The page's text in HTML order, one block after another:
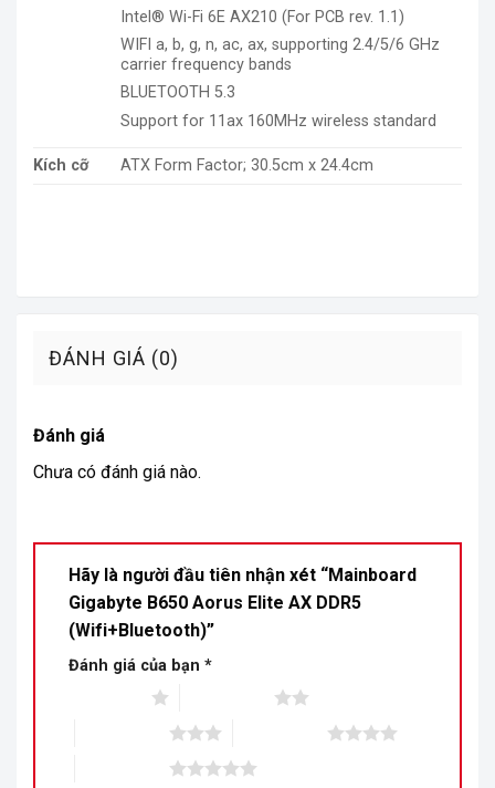
Intel® Wi-Fi 6E AX210 (For PCB rev. 1.1)
WIFI a, b, g, n, ac, ax, supporting 2.4/5/6 GHz
carrier frequency bands
BLUETOOTH 5.3
Support for 11ax 160MHz wireless standard
Kích cỡ ATX Form Factor; 30.5cm x 24.4cm
ĐÁNH GIÁ (0)
Đánh giá
Chưa có đánh giá nào.
Hãy là người đầu tiên nhận xét “Mainboard
Gigabyte B650 Aorus Elite AX DDR5
(Wifi+Bluetooth)”
Đánh giá của bạn *